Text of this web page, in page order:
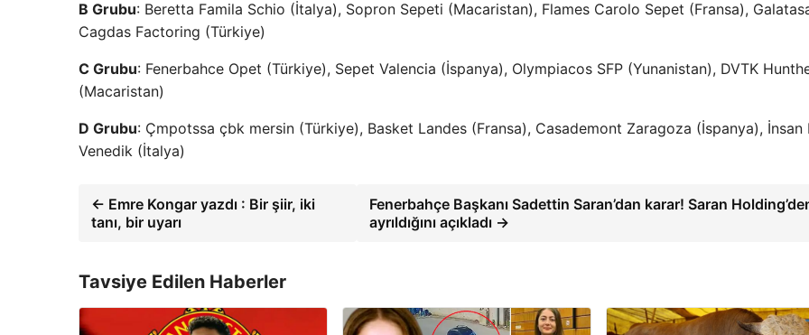
B Grubu: Beretta Famila Schio (İtalya), Sopron Sepeti (Macaristan), Flames Carolo Sepet (Fransa),
Cagdas Factoring (Türkiye)
C Grubu: Fenerbahce Opet (Türkiye), Sepet Valencia (İspanya), Olympiacos SFP (Yunanistan), DVTK
(Macaristan)
D Grubu: Çmpotssa çbk mersin (Türkiye), Basket Landes (Fransa), Casademont Zaragoza (İspanya), İnsan
Venedik (İtalya)
← Emre Kongar yazdı : Bir şiir, iki
tanı, bir uyarı
Fenerbahçe Başkanı Sadettin Saran’dan karar! Saran
ayrıldığını açıkladı →
Tavsiye Edilen Haberler